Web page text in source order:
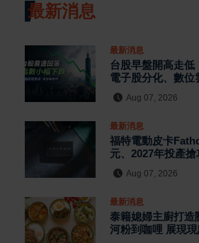
最新消息
最新消息
台股早盤開高走
電子股分化、數位
Aug 07, 2026
最新消息
福特電動皮卡
元、2027年投產
Aug 07, 2026
最新消息
泰籍媳婦主廚打造
河粉到咖哩 展現